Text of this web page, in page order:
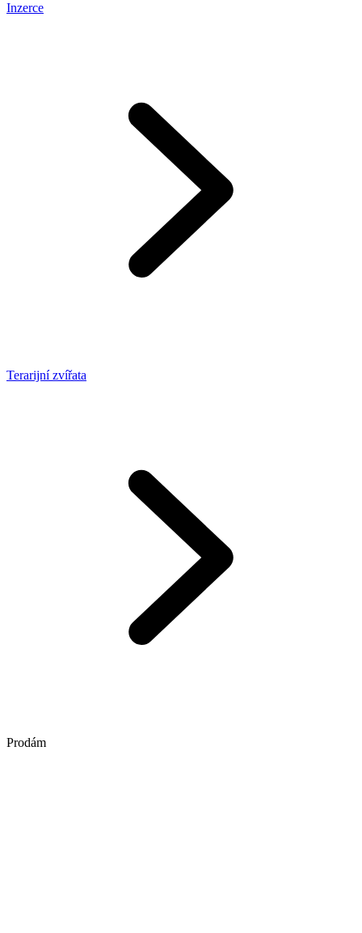
Inzerce
Terarijní zvířata
Prodám